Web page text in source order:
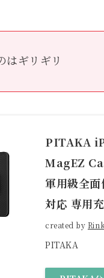
はギリギリ
PITAKA
MagEZ
軍用級全
対応 専用
created by
PITAKA